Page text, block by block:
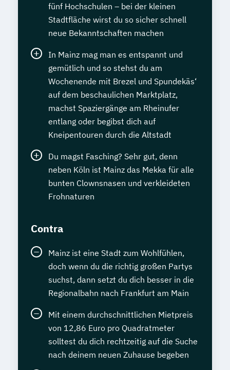
fünf Hochschulen – bei der kleinen
Stadtfläche wirst du so sicher schnell
neue Bekanntschaften machen
In Mainz mag man es entspannt und
gemütlich und so stehst du am
Wochenende mit Brezel und Spundekäs‘
auf dem beschaulichen Marktplatz,
machst Spaziergänge am Rheinufer
entlang oder begibst dich auf
Kneipentouren durch die Altstadt
Du magst Fasching? Sehr gut, denn
neben Köln ist Mainz das Mekka für alle
bunten Clownsnasen und verkleideten
Frohnaturen
Contra
Mainz ist eine Stadt zum Wohlfühlen,
doch wenn du die richtig großen Partys
suchst, dann setzt du dich besser in die
Regionalbahn nach Frankfurt am Main
Mit einem durchschnittlichen Mietpreis
von 12,86 Euro pro Quadratmeter
solltest du dich rechtzeitig auf die Suche
nach deinem neuen Zuhause begeben